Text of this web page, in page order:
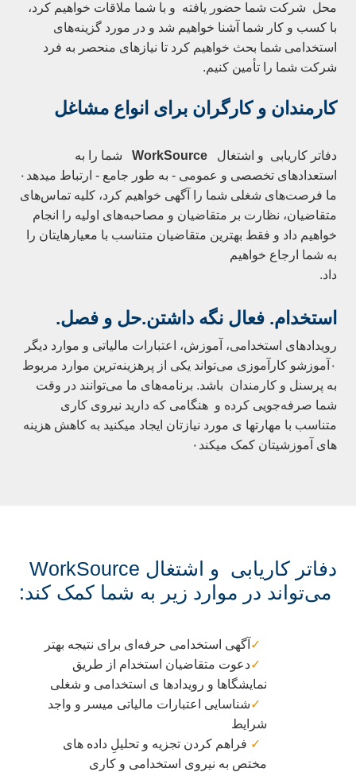
محل شرکت شما حضور یافته و با شما ملاقات خواهیم کرد،
با کسب و کار شما آشنا خواهیم شد و در مورد گزینه‌های
استخدامی شما بحث خواهیم کرد تا نیازهای منحصر به فرد
شرکت شما را تأمین کنیم.
کارمندان وکارگران برای انواع مشاغل
دفاتر کاریابی و اشتغال
شما را به
استعدادهای تخصصی و عمومی - به طور جامع - ارتباط میدهد۰
ما فرصت‌های شغلی شما را آگهی خواهیم کرد، کلیه تماس‌های
متقاضیان، نظارت بر متقاضیان و مصاحبه‌های اولیه را انجام
خواهیم داد و فقط بهترین متقاضیان متناسب با معیارهایتان را
به شما ارجاع خواهیم
داد.
استخدام. فعال نگه داشتن.حل و فصل.
رویدادهای استخدامی، آموزش، اعتبارات مالیاتی و موارد دیگر
۰آموزشو کارآموزی می‌تواند یکی از پرهزینه‌ترین موارد مربوط
به پرسنل و کارمندان باشد. برنامه‌های ما می‌توانند در وقت
شما صرفه‌جویی کرده و هنگامی که دارید نیروی کاری
متناسب با مهارتها ی مورد نیازتان ایجاد میکنید به کاهش هزینه
های آموزشیتان کمک میکند۰
می‌تواند در موارد زیر به شما کمک کند:
آگهی استخدامی حرفه‌ای برای نتیجه بهتر
دعوت متقاضیان استخدام از طریق
نمایشگا‌ها و رویدادها ی استخدامی و شغلی
شناسایی اعتبارات مالیاتی میسر و واجد
شرایط
فراهم کردن تجزیه و تحلیلِ داده های
مختص به نیروی استخدامی و کاری